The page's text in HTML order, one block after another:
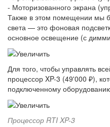
- Моторизованного экрана
Также в этом помещении мы
света — это фоновая
основное освещение (с
Для того, чтобы управлять
процессор XP-3 (49'000 ₽),
подключенному
Процессор RTI XP-3